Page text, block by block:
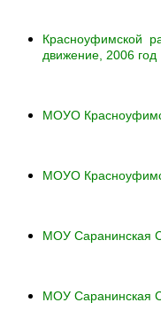
Красноуфимской
движение, 2006 год
МОУО
МОУО
МОУ Саранинская
МОУ Саранинская